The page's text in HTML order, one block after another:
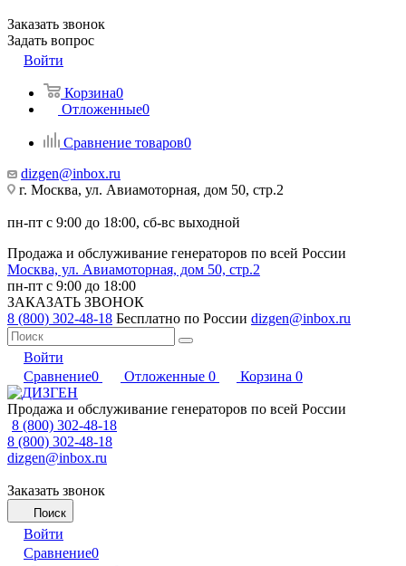
Заказать звонок
Задать вопрос
Войти
Корзина0
Отложенные0
Сравнение товаров0
dizgen@inbox.ru
г. Москва, ул. Авиамоторная, дом 50, стр.2
пн-пт с 9:00 до 18:00, сб-вс выходной
Продажа и обслуживание генераторов по всей России
Москва, ул. Авиамоторная, дом 50, стр.2
пн-пт с 9:00 до 18:00
ЗАКАЗАТЬ ЗВОНОК
8 (800) 302-48-18 Бесплатно по России dizgen@inbox.ru
Войти
Сравнение0 Отложенные 0 Корзина 0
Продажа и обслуживание генераторов по всей России
8 (800) 302-48-18
8 (800) 302-48-18
dizgen@inbox.ru
Заказать звонок
Поиск
Войти
Сравнение0